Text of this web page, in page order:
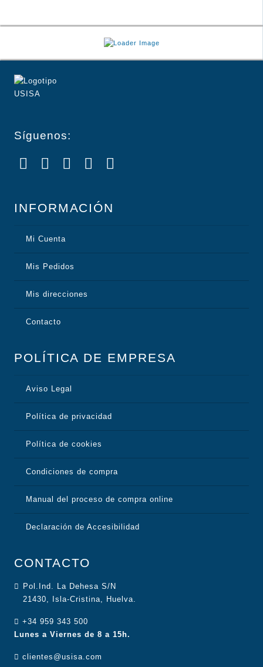
Síguenos:
INFORMACIÓN
Mi Cuenta
Mis Pedidos
Mis direcciones
Contacto
POLÍTICA DE EMPRESA
Aviso Legal
Política de privacidad
Política de cookies
Condiciones de compra
Manual del proceso de compra online
Declaración de Accesibilidad
CONTACTO
Pol.Ind. La Dehesa S/N
21430, Isla-Cristina, Huelva.
+34 959 343 500
Lunes a Viernes de 8 a 15h.
clientes@usisa.com